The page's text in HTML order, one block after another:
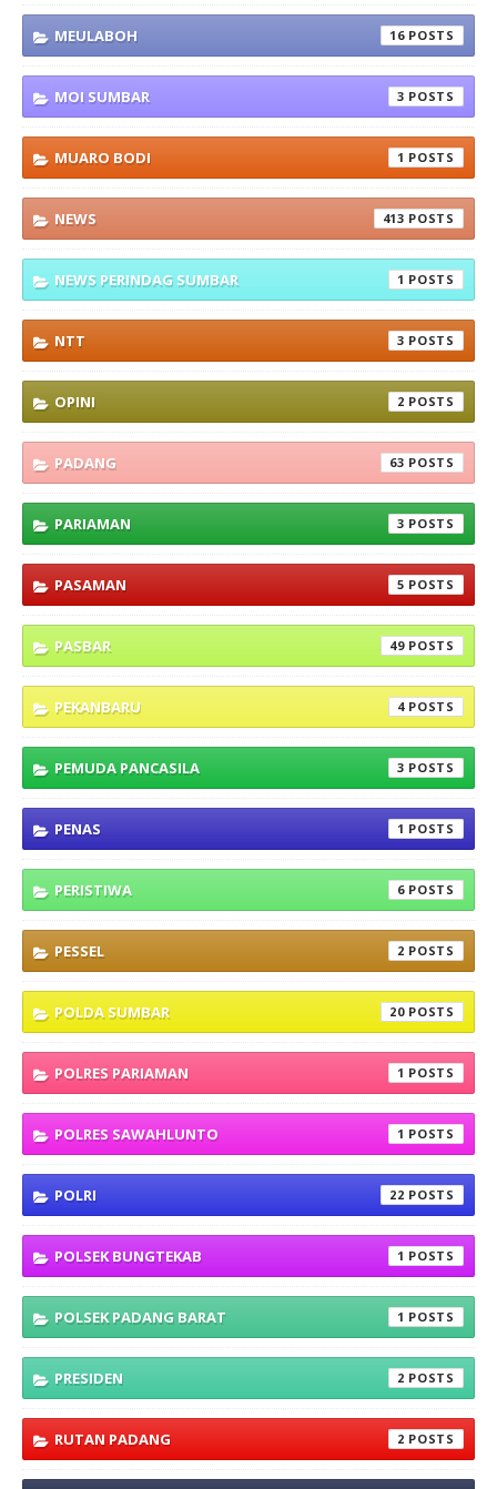
MEULABOH 16
MOI SUMBAR 3
MUARO BODI 1
NEWS 413
NEWS PERINDAG SUMBAR 1
NTT 3
OPINI 2
PADANG 63
PARIAMAN 3
PASAMAN 5
PASBAR 49
PEKANBARU 4
PEMUDA PANCASILA 3
PENAS 1
PERISTIWA 6
PESSEL 2
POLDA SUMBAR 20
POLRES PARIAMAN 1
POLRES SAWAHLUNTO 1
POLRI 22
POLSEK BUNGTEKAB 1
POLSEK PADANG BARAT 1
PRESIDEN 2
RUTAN PADANG 2